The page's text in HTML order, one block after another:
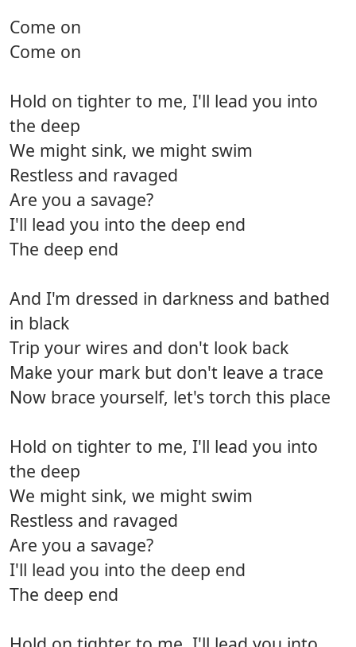
Come on
Come on
Hold on tighter to me, I'll lead you into
the deep
We might sink, we might swim
Restless and ravaged
Are you a savage?
I'll lead you into the deep end
The deep end
And I'm dressed in darkness and bathed
in black
Trip your wires and don't look back
Make your mark but don't leave a trace
Now brace yourself, let's torch this place
Hold on tighter to me, I'll lead you into
the deep
We might sink, we might swim
Restless and ravaged
Are you a savage?
I'll lead you into the deep end
The deep end